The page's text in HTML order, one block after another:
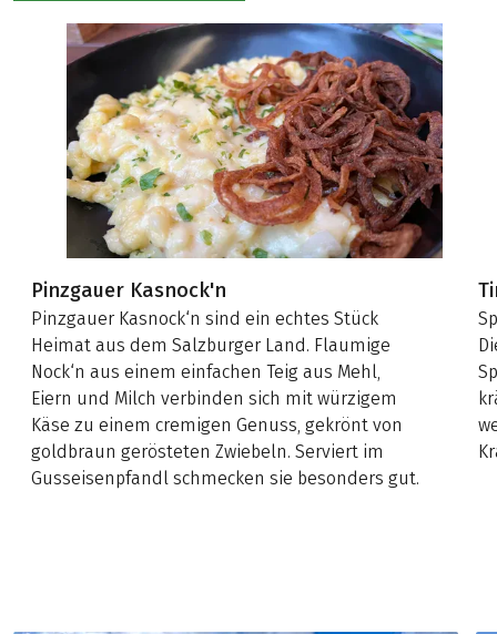
Pinzgauer Kasnock'n
Pinzgauer Kasnock‘n sind ein echtes Stück
Heimat aus dem Salzburger Land. Flaumige
Nock‘n aus einem einfachen Teig aus Mehl,
Eiern und Milch verbinden sich mit würzigem
Käse zu einem cremigen Genuss, gekrönt von
goldbraun gerösteten Zwiebeln. Serviert im
Gusseisenpfandl schmecken sie besonders gut.